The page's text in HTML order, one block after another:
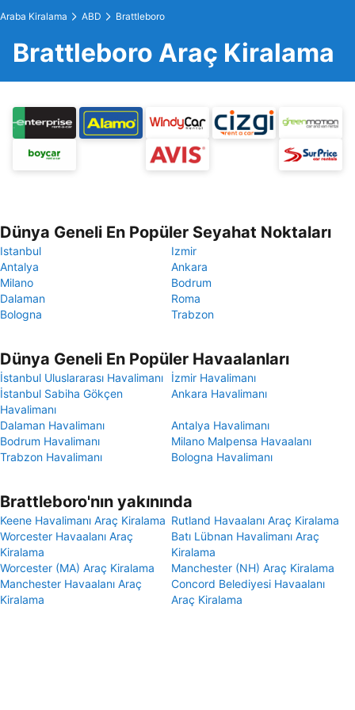
Araba Kiralama ABD Brattleboro
Brattleboro Araç Kiralama
Dünya Geneli En Popüler Seyahat Noktaları
Istanbul
Izmir
Antalya
Ankara
Milano
Bodrum
Dalaman
Roma
Bologna
Trabzon
Dünya Geneli En Popüler Havaalanları
İstanbul Uluslararası Havalimanı
İzmir Havalimanı
İstanbul Sabiha Gökçen
Havalimanı
Ankara Havalimanı
Dalaman Havalimanı
Antalya Havalimanı
Bodrum Havalimanı
Milano Malpensa Havaalanı
Trabzon Havalimanı
Bologna Havalimanı
Brattleboro'nın yakınında
Keene Havalimanı Araç Kiralama Rutland Havaalanı Araç Kiralama
Worcester Havaalanı Araç
Kiralama
Batı Lübnan Havalimanı Araç
Kiralama
Worcester (MA) Araç Kiralama
Manchester (NH) Araç Kiralama
Manchester Havaalanı Araç
Kiralama
Concord Belediyesi Havaalanı
Araç Kiralama